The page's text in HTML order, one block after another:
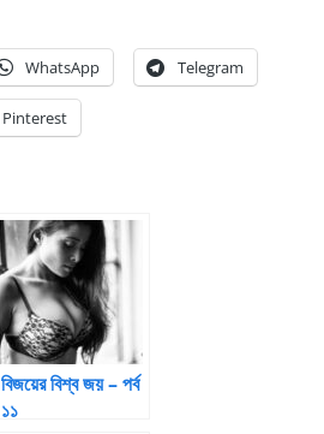
WhatsApp Telegram
Pinterest
বিজয়ের বিশ্ব জয় – পর্ব
১১